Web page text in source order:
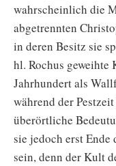
wahrscheinlich die
abgetrennten
in deren Besitz sie
hl. Rochus geweihte
Jahrhundert als
während der
überörtliche
sie jedoch erst Ende
sein, denn der Kult